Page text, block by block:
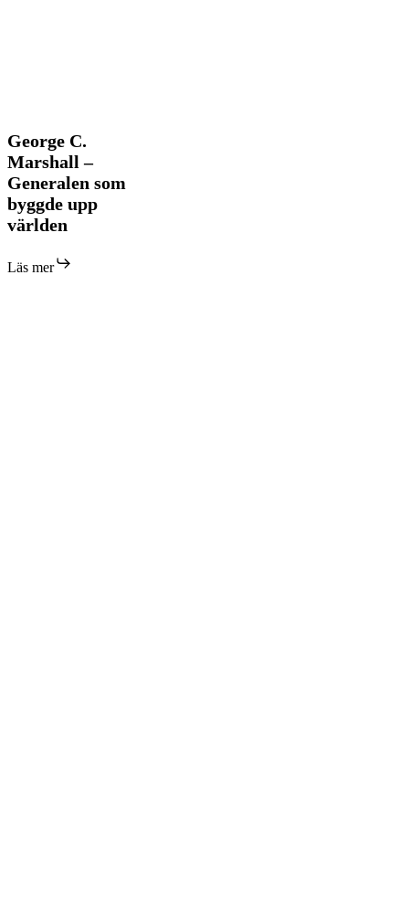
George
C.
Marshall
–
Generalen
som
byggde
världen
George C.
Marshall –
Generalen som
byggde upp
världen
Läs mer